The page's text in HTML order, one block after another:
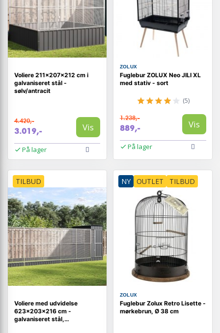
Voliere 211×207×212 cm i
galvaniseret stål -
sølv/antracit
4.420,-
3.019,- Vis
På lager
ZOLUX
Fuglebur ZOLUX Neo JILI XL
med stativ - sort
(5)
1.238,-
889,- Vis
På lager
TILBUD
Voliere med udvidelse
623×203×216 cm -
galvaniseret stål,
NY OUTLET TILBUD
ZOLUX
Fuglebur Zolux Retro Lisette -
mørkebrun, Ø 38 cm